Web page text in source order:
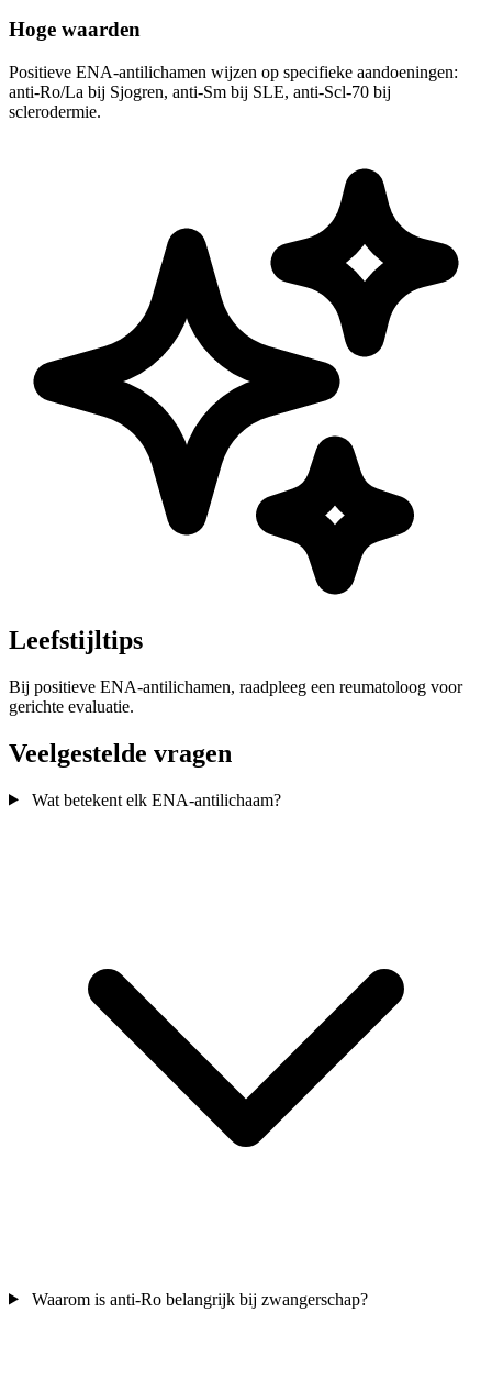
Hoge waarden
Positieve ENA-antilichamen wijzen op specifieke aandoeningen:
anti-Ro/La bij Sjogren, anti-Sm bij SLE, anti-Scl-70 bij
sclerodermie.
Leefstijltips
Bij positieve ENA-antilichamen, raadpleeg een reumatoloog voor
gerichte evaluatie.
Veelgestelde vragen
Wat betekent elk ENA-antilichaam?
Waarom is anti-Ro belangrijk bij zwangerschap?